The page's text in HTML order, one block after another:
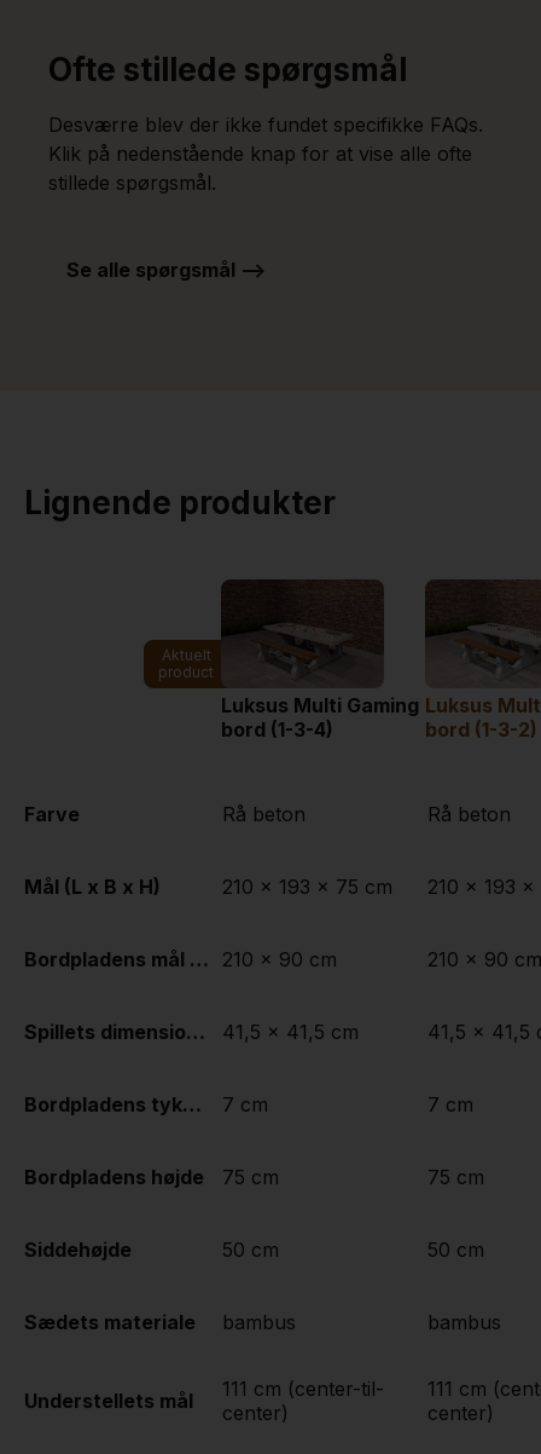
Ofte stillede spørgsmål
Desværre blev der ikke fundet specifikke FAQs.
Klik på nedenstående knap for at vise alle ofte
stillede spørgsmål.
Se alle spørgsmål -->
Lignende produkter
Aktuelt
product
Luksus Multi Gaming
bord (1-3-4)
Luksus
bord (1-3-2)
Farve
Mål (L x B x H)
Bordpladens mål (L x B)
Spillets dimensioner
Bordpladens tykkelse
Bordpladens højde
Siddehøjde
Sædets materiale
Understellets mål
Rå beton
210 x 193 x 75 cm
210 x 90 cm
41,5 x 41,5 cm
7 cm
75 cm
50 cm
bambus
111 cm (center-til-
center)
Rå beton
210 x 193 x
210 x 90 cm
41,5 x 41,5
7 cm
75 cm
50 cm
bambus
111 cm
center)